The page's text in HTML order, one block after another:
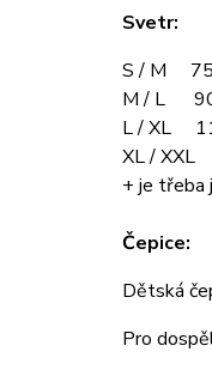
Svetr:
S / M
M / L
L / XL
XL / XXL
+ je třeba
Čepice:
Dětská
Pro